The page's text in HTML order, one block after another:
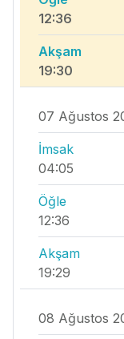
12:36
Akşam
19:30
07 Ağustos
İmsak
04:05
Öğle
12:36
Akşam
19:29
08 Ağustos